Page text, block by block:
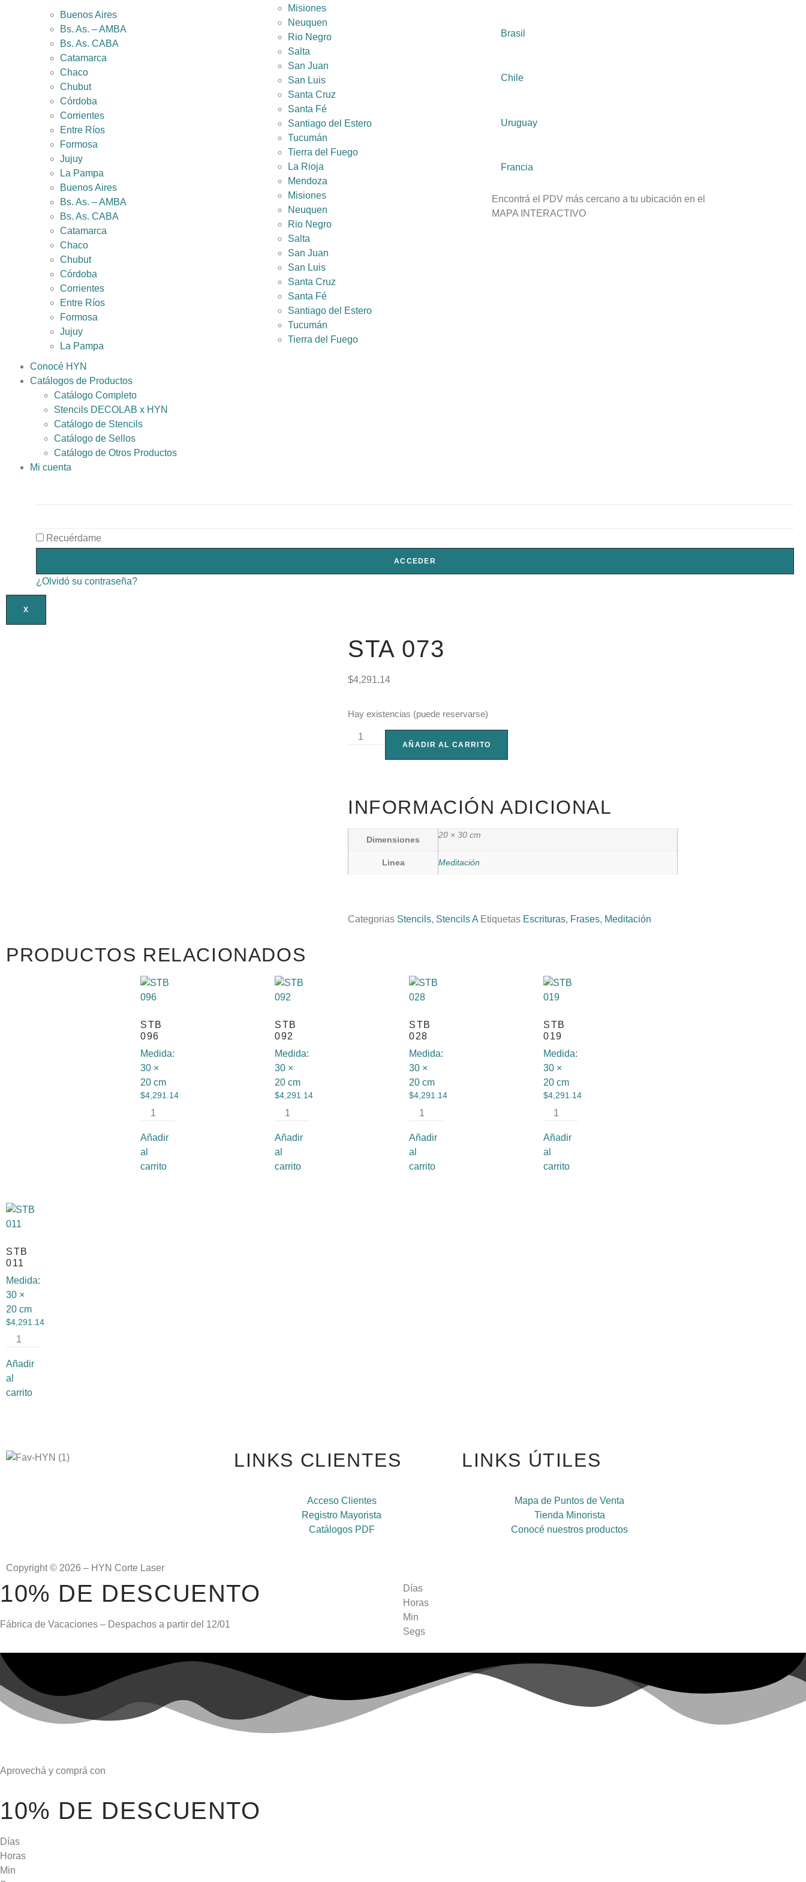
Buenos Aires
Bs. As. – AMBA
Bs. As. CABA
Catamarca
Chaco
Chubut
Córdoba
Corrientes
Entre Ríos
Formosa
Jujuy
La Pampa
Buenos Aires
Bs. As. – AMBA
Bs. As. CABA
Catamarca
Chaco
Chubut
Córdoba
Corrientes
Entre Ríos
Formosa
Jujuy
La Pampa
Misiones
Neuquen
Rio Negro
Salta
San Juan
San Luis
Santa Cruz
Santa Fé
Santiago del Estero
Tucumán
Tierra del Fuego
La Rioja
Mendoza
Misiones
Neuquen
Rio Negro
Salta
San Juan
San Luis
Santa Cruz
Santa Fé
Santiago del Estero
Tucumán
Tierra del Fuego
Brasil
Chile
Uruguay
Francia
Encontrá el PDV más cercano a tu ubicación en el
MAPA INTERACTIVO
Conocé HYN
Catálogos de Productos
Catálogo Completo
Stencils DECOLAB x HYN
Catálogo de Stencils
Catálogo de Sellos
Catálogo de Otros Productos
Mi cuenta
Recuérdame
ACCEDER
¿Olvidó su contraseña?
X
STA 073
$4,291.14
Hay existencias (puede reservarse)
AÑADIR AL CARRITO
INFORMACIÓN ADICIONAL
Dimensiones 20 × 30 cm
Linea Meditación
Categorias Stencils, Stencils A Etiquetas Escrituras, Frases, Meditación
PRODUCTOS RELACIONADOS
STB
096
Medida:
30 ×
20 cm
$4,291.14
Añadir
al
carrito
STB
092
Medida:
30 ×
20 cm
$4,291.14
Añadir
al
carrito
STB
028
Medida:
30 ×
20 cm
$4,291.14
Añadir
al
carrito
STB
019
Medida:
30 ×
20 cm
$4,291.14
Añadir
al
carrito
STB
011
Medida:
30 ×
20 cm
$4,291.14
Añadir
al
carrito
LINKS CLIENTES
Acceso Clientes
Registro Mayorista
Catálogos PDF
LINKS ÚTILES
Mapa de Puntos de Venta
Tienda Minorista
Conocé nuestros productos
Copyright © 2026 – HYN Corte Laser
10% DE DESCUENTO
Fábrica de Vacaciones – Despachos a partir del 12/01
Días
Horas
Min
Segs
Aprovechá y comprá con
10% DE DESCUENTO
Días
Horas
Min